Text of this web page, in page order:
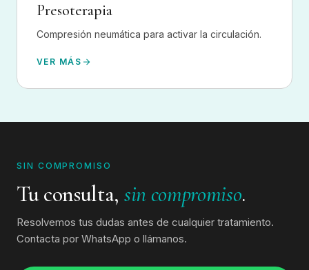
Presoterapia
Compresión neumática para activar la circulación.
VER MÁS
SIN COMPROMISO
Tu consulta, sin compromiso.
Resolvemos tus dudas antes de cualquier tratamiento.
Contacta por WhatsApp o llámanos.